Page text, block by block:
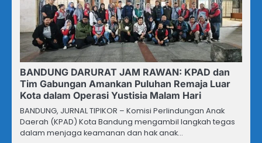
BANDUNG DARURAT JAM RAWAN: KPAD dan
Tim Gabungan Amankan Puluhan Remaja Luar
Kota dalam Operasi Yustisia Malam Hari
BANDUNG, JURNAL TIPIKOR – Komisi Perlindungan Anak
Daerah (KPAD) Kota Bandung mengambil langkah tegas
dalam menjaga keamanan dan hak anak…